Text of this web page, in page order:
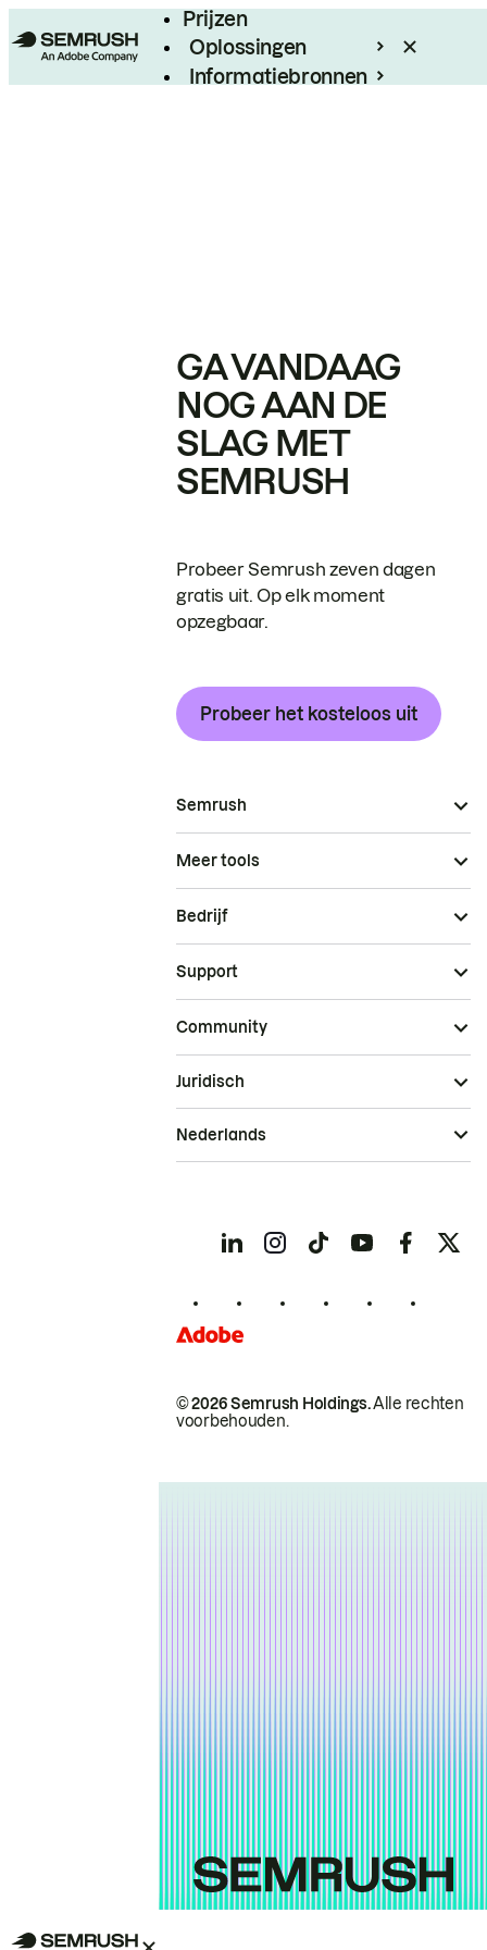
Prijzen
Oplossingen
Informatiebronnen
GA VANDAAG
NOG AAN DE
SLAG MET
SEMRUSH
Probeer Semrush zeven dagen
gratis uit. Op elk moment
opzegbaar.
Probeer het kosteloos uit
Semrush
Meer tools
Bedrijf
Support
Community
© 2026 Semrush Holdings.Alle rechten
voorbehouden.
Juridisch
Nederlands